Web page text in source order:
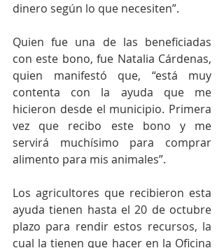
dinero según lo que necesiten”.
Quien fue una de las beneficiadas
con este bono, fue Natalia Cárdenas,
quien manifestó que, “está muy
contenta con la ayuda que me
hicieron desde el municipio. Primera
vez que recibo este bono y me
servirá muchísimo para comprar
alimento para mis animales”.
Los agricultores que recibieron esta
ayuda tienen hasta el 20 de octubre
plazo para rendir estos recursos, la
cual la tienen que hacer en la Oficina